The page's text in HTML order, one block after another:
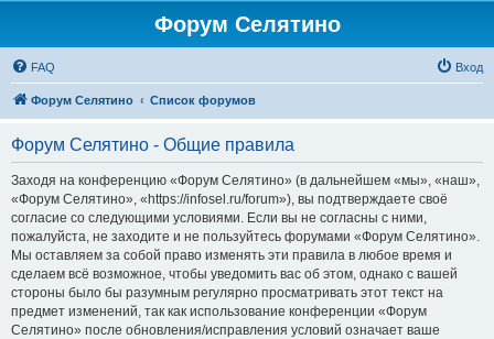
Форум Селятино
FAQ Вход
Форум Селятино Список форумов
Форум Селятино - Общие правила
Заходя на конференцию «Форум Селятино» (в дальнейшем «мы», «наш»,
«Форум Селятино», «https://infosel.ru/forum»), вы подтверждаете своё
согласие со следующими условиями. Если вы не согласны с ними,
пожалуйста, не заходите и не пользуйтесь форумами «Форум Селятино».
Мы оставляем за собой право изменять эти правила в любое время и
сделаем всё возможное, чтобы уведомить вас об этом, однако с вашей
стороны было бы разумным регулярно просматривать этот текст на
предмет изменений, так как использование конференции «Форум
Селятино» после обновления/исправления условий означает ваше